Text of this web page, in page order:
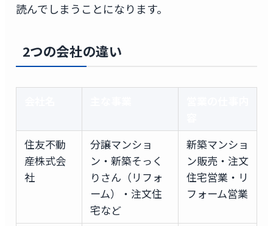
読んでしまうことになります。
2つの会社の違い
住友不動
産株式会
社
分譲マンショ
ン・新築そっく
りさん（リフォ
ーム）・注文住
宅など
新築マンショ
ン販売・注文
住宅営業・リ
フォーム営業